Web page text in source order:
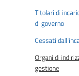
Titolari di
di governo
Cessati
Organi di
gestione